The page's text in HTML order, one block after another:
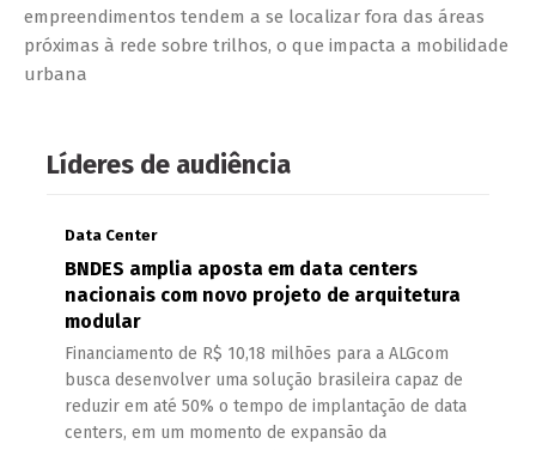
empreendimentos tendem a se localizar fora das áreas
próximas à rede sobre trilhos, o que impacta a mobilidade
urbana
Líderes de audiência
Data Center
BNDES amplia aposta em data centers
nacionais com novo projeto de arquitetura
modular
Financiamento de R$ 10,18 milhões para a ALGcom
busca desenvolver uma solução brasileira capaz de
reduzir em até 50% o tempo de implantação de data
centers, em um momento de expansão da